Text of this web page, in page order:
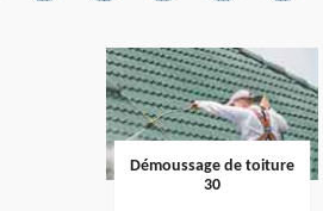
Démoussage de toiture
30